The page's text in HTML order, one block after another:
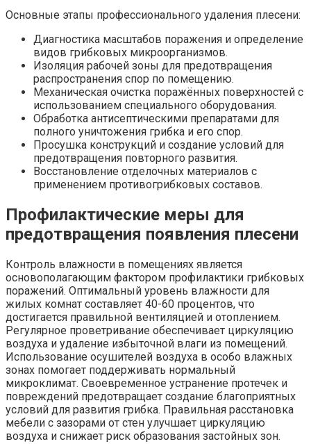
Основные этапы профессионального удаления плесени:
Диагностика масштабов поражения и определение
видов грибковых микроорганизмов.
Изоляция рабочей зоны для предотвращения
распространения спор по помещению.
Механическая очистка поражённых поверхностей с
использованием специального оборудования.
Обработка антисептическими препаратами для
полного уничтожения грибка и его спор.
Просушка конструкций и создание условий для
предотвращения повторного развития.
Восстановление отделочных материалов с
применением противогрибковых составов.
Профилактические меры для
предотвращения появления плесени
Контроль влажности в помещениях является
основополагающим фактором профилактики грибковых
поражений. Оптимальный уровень влажности для
жилых комнат составляет 40-60 процентов, что
достигается правильной вентиляцией и отоплением.
Регулярное проветривание обеспечивает циркуляцию
воздуха и удаление избыточной влаги из помещений.
Использование осушителей воздуха в особо влажных
зонах помогает поддерживать нормальный
микроклимат. Своевременное устранение протечек и
повреждений предотвращает создание благоприятных
условий для развития грибка. Правильная расстановка
мебели с зазорами от стен улучшает циркуляцию
воздуха и снижает риск образования застойных зон.